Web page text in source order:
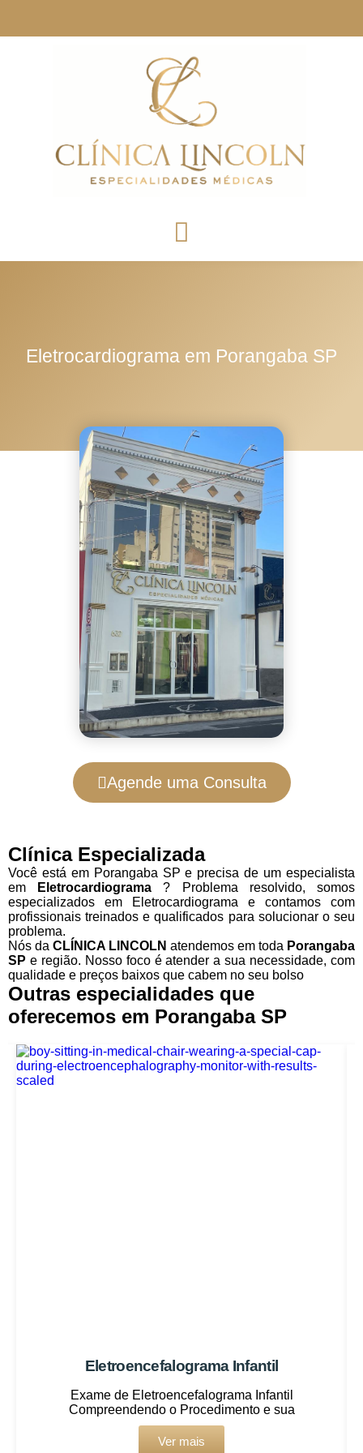
Eletrocardiograma em Porangaba SP
Agende uma Consulta
Clínica Especializada
Você está em Porangaba SP e precisa de um especialista
em Eletrocardiograma ? Problema resolvido, somos
especializados em Eletrocardiograma e contamos com
profissionais treinados e qualificados para solucionar o seu
problema.
Nós da CLÍNICA LINCOLN atendemos em toda Porangaba
SP e região. Nosso foco é atender a sua necessidade, com
qualidade e preços baixos que cabem no seu bolso
Outras especialidades que
oferecemos em Porangaba SP
Eletroencefalograma Infantil
Exame de Eletroencefalograma Infantil
Compreendendo o Procedimento e sua
Ver mais